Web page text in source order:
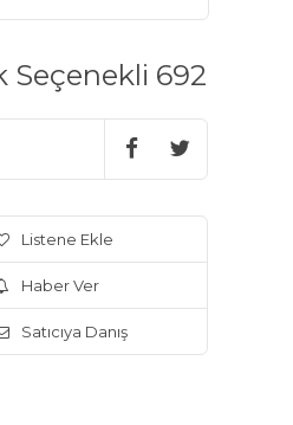
Seçenekli 692
Listene Ekle
Haber Ver
Satıcıya Danış